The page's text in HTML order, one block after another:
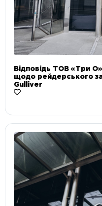
Відповідь ТОВ «Три
щодо рейдерського
Gulliver